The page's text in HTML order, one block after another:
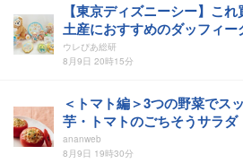
【東京ディズニーシー】こ
土産におすすめのダッフィ
品まとめ
ウレぴあ総研
8月9日 20時15分
＜トマト編＞3つの野菜でス
芋・トマトのごちそうサラダ
ananweb
8月9日 19時30分